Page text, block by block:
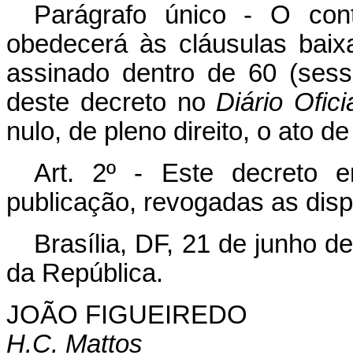
Parágrafo único - O
obedecerá às cláusulas
assinado dentro de 60
deste decreto no Diário
nulo, de pleno direito, o ato
Art. 2º - Este decreto
publicação, revogadas as
Brasília, DF, 21 de junho
da República.
JOÃO FIGUEIREDO
H.C. Mattos